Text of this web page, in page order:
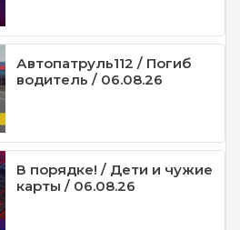
Автопатруль112 / Погиб
водитель / 06.08.26
В порядке! / Дети и чужие
карты / 06.08.26